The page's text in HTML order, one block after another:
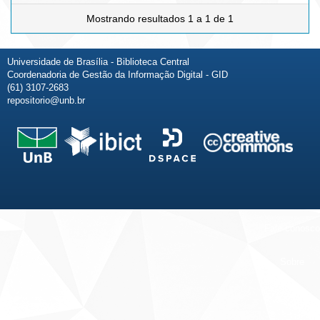
Mostrando resultados 1 a 1 de 1
Universidade de Brasília - Biblioteca Central
Coordenadoria de Gestão da Informação Digital - GID
(61) 3107-2683
repositorio@unb.br